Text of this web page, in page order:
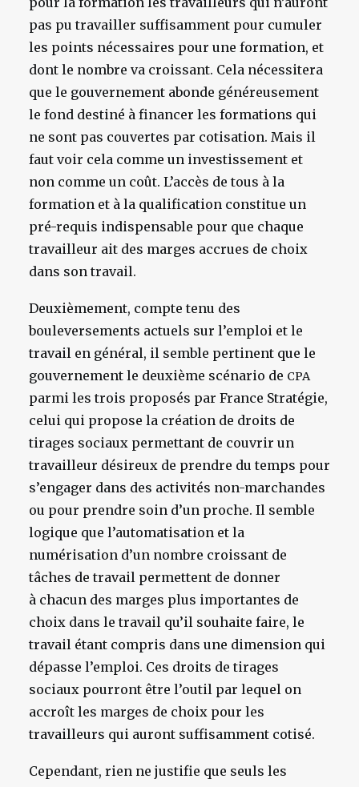
pas pu travailler suffisamment pour cumuler
les points nécessaires pour une formation, et
dont le nombre va croissant. Cela nécessitera
que le gouvernement abonde généreusement
le fond destiné à financer les formations qui
ne sont pas couvertes par cotisation. Mais il
faut voir cela comme un investissement et
non comme un coût. L’accès de tous à la
formation et à la qualification constitue un
pré-requis indispensable pour que chaque
travailleur ait des marges accrues de choix
dans son travail.
Deuxièmement, compte tenu des
bouleversements actuels sur l’emploi et le
travail en général, il semble pertinent que le
gouvernement le deuxième scénario de CPA
parmi les trois proposés par France Stratégie,
celui qui propose la création de droits de
tirages sociaux permettant de couvrir un
travailleur désireux de prendre du temps pour
s’engager dans des activités non-marchandes
ou pour prendre soin d’un proche. Il semble
logique que l’automatisation et la
numérisation d’un nombre croissant de
tâches de travail permettent de donner
à chacun des marges plus importantes de
choix dans le travail qu’il souhaite faire, le
travail étant compris dans une dimension qui
dépasse l’emploi. Ces droits de tirages
sociaux pourront être l’outil par lequel on
accroît les marges de choix pour les
travailleurs qui auront suffisamment cotisé.
Cependant, rien ne justifie que seuls les